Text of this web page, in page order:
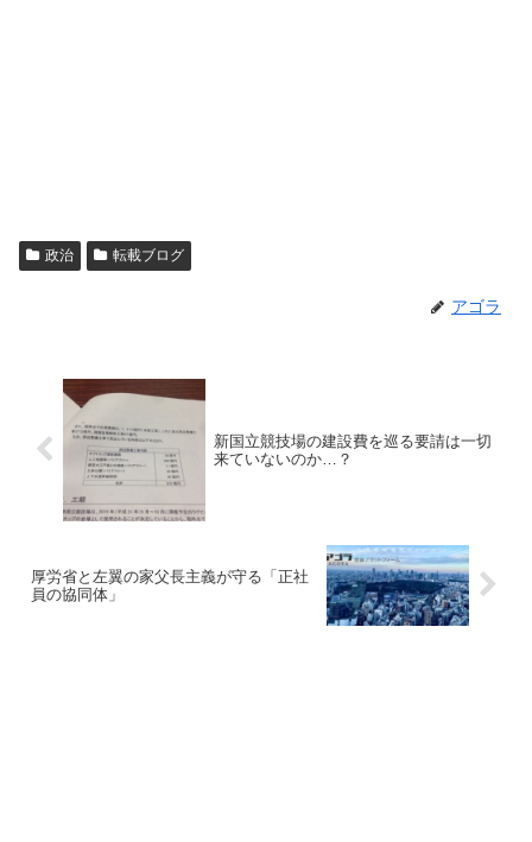
政治 転載ブログ
アゴラ
新国立競技場の建設費を巡る要請は一切
来ていないのか…？
厚労省と左翼の家父長主義が守る「正社
員の協同体」